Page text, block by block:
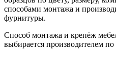
способами монтажа и
фурнитуры.
Способ монтажа и крепёж
выбирается производителем